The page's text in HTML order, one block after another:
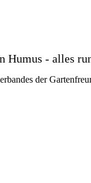
Humus - alles
der